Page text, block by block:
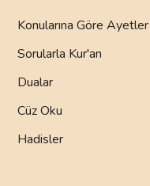
Konularına Göre Ayetler
Sorularla Kur'an
Dualar
Cüz Oku
Hadisler